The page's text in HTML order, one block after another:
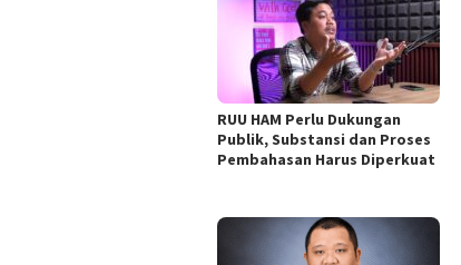
RUU HAM Perlu Dukungan
Publik, Substansi dan Proses
Pembahasan Harus Diperkuat